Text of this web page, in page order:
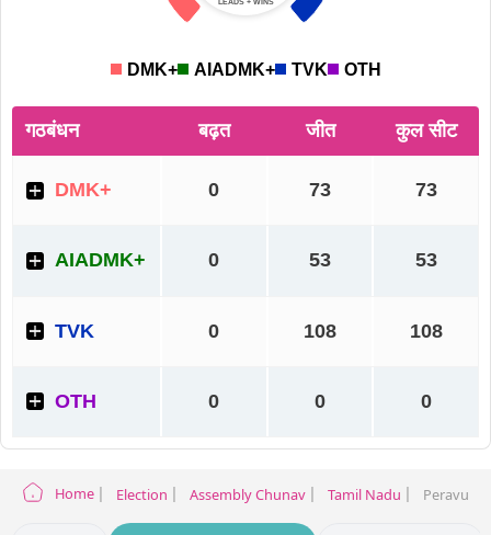
Home Election Assembly Chunav Tamil Nadu